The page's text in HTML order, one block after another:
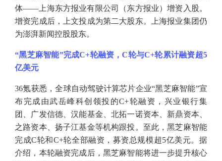
体——上海东方报业有限公司（东方报业）增资入股。
增资完成后，上文投成为第二大股东。上海报业集团仍
为澎湃新闻控股股东。
“黑芝麻智能”完成C+轮融资，C轮与C+轮累计融资超5
亿美元
36氪获悉，全球自动驾驶计算芯片企业“黑芝麻智能”宣
布完成由武岳峰科创领投的C+轮融资，兴业银行集
团、广发信德、汉能基金、北拓一诺资本、新鼎资本、
之路资本、扬子江基金等机构跟投。至此，黑芝麻智能
完成C轮和C+轮全部融资，募资总规模超5亿美元。据
介绍，本轮融资完成后，黑芝麻智能将进一步提升核心